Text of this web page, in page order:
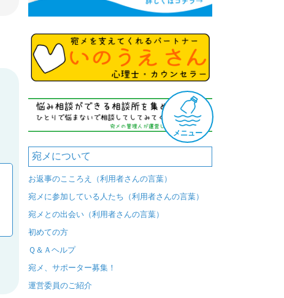
メニュー
宛メについて
お返事のこころえ（利用者さんの言葉）
宛メに参加している人たち（利用者さんの言葉）
宛メとの出会い（利用者さんの言葉）
初めての方
Ｑ＆Ａヘルプ
宛メ、サポーター募集！
運営委員のご紹介